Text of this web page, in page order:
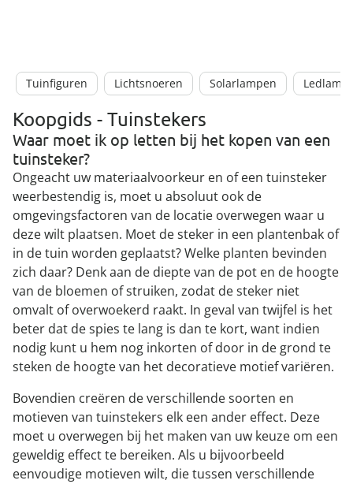
Tuinfiguren Lichtsnoeren Solarlampen
Koopgids - Tuinstekers
Waar moet ik op letten bij het kopen van een
tuinsteker?
Ongeacht uw materiaalvoorkeur en of een tuinsteker
weerbestendig is, moet u absoluut ook de
omgevingsfactoren van de locatie overwegen waar u
deze wilt plaatsen. Moet de steker in een plantenbak of
in de tuin worden geplaatst? Welke planten bevinden
zich daar? Denk aan de diepte van de pot en de hoogte
van de bloemen of struiken, zodat de steker niet
omvalt of overwoekerd raakt. In geval van twijfel is het
beter dat de spies te lang is dan te kort, want indien
nodig kunt u hem nog inkorten of door in de grond te
steken de hoogte van het decoratieve motief variëren.
Bovendien creëren de verschillende soorten en
motieven van tuinstekers elk een ander effect. Deze
moet u overwegen bij het maken van uw keuze om een
geweldig effect te bereiken. Als u bijvoorbeeld
eenvoudige motieven wilt, die tussen verschillende